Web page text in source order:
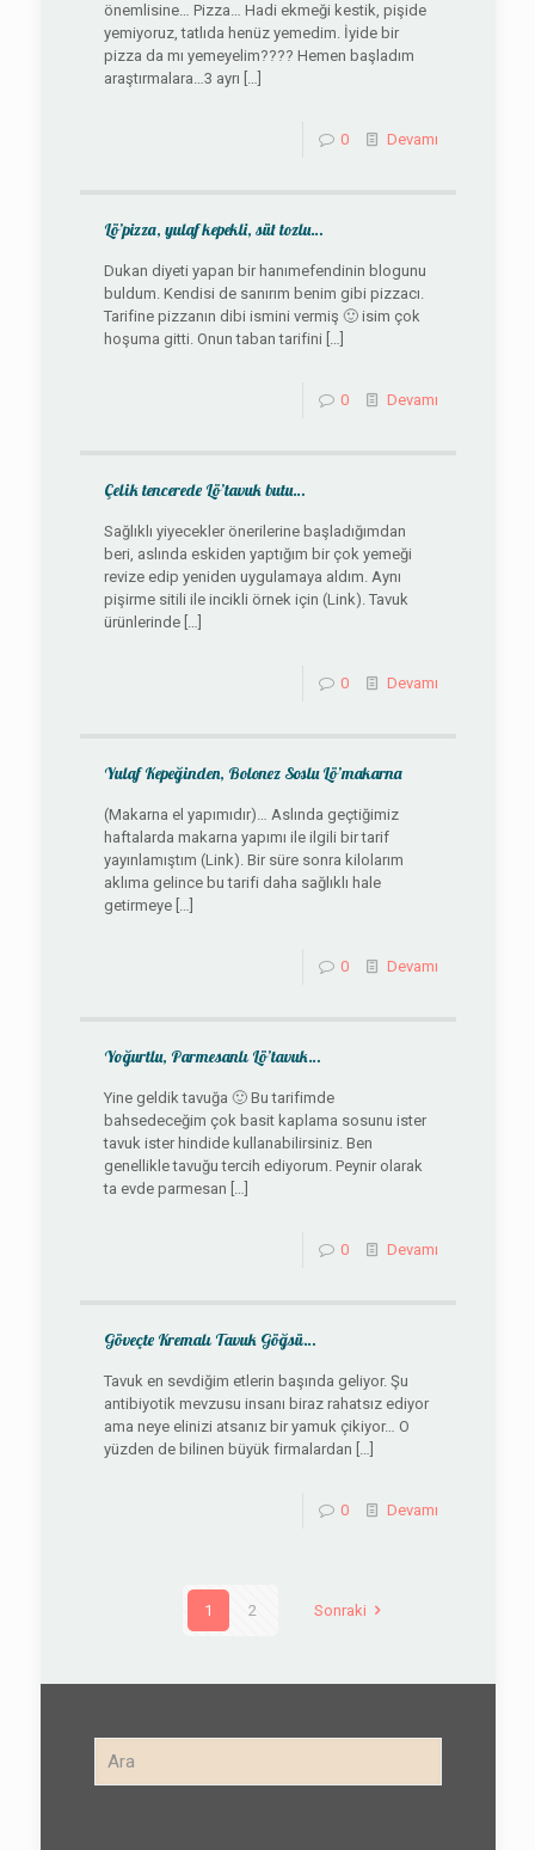
önemlisine… Pizza… Hadi ekmeği kestik, pişide
yemiyoruz, tatlıda henüz yemedim. İyide bir
pizza da mı yemeyelim???? Hemen başladım
araştırmalara…3 ayrı […]
0 Devamı
Lö’pizza, yulaf kepekli, süt tozlu…
Dukan diyeti yapan bir hanımefendinin blogunu
buldum. Kendisi de sanırım benim gibi pizzacı.
Tarifine pizzanın dibi ismini vermiş 🙂 isim çok
hoşuma gitti. Onun taban tarifini […]
0 Devamı
Çelik tencerede Lö’tavuk butu…
Sağlıklı yiyecekler önerilerine başladığımdan
beri, aslında eskiden yaptığım bir çok yemeği
revize edip yeniden uygulamaya aldım. Aynı
pişirme sitili ile incikli örnek için (Link). Tavuk
ürünlerinde[…]
0 Devamı
Yulaf Kepeğinden, Bolonez Soslu Lö’makarna
(Makarna el yapımıdır)… Aslında geçtiğimiz
haftalarda makarna yapımı ile ilgili bir tarif
yayınlamıştım (Link). Bir süre sonra kilolarım
aklıma gelince bu tarifi daha sağlıklı hale
getirmeye[…]
0 Devamı
Yoğurtlu, Parmesanlı Lö’tavuk…
Yine geldik tavuğa 🙂 Bu tarifimde
bahsedeceğim çok basit kaplama sosunu ister
tavuk ister hindide kullanabilirsiniz. Ben
genellikle tavuğu tercih ediyorum. Peynir olarak
ta evde parmesan […]
0 Devamı
Göveçte Kremalı Tavuk Göğsü…
Tavuk en sevdiğim etlerin başında geliyor. Şu
antibiyotik mevzusu insanı biraz rahatsız ediyor
ama neye elinizi atsanız bir yamuk çikiyor… O
yüzden de bilinen büyük firmalardan […]
0 Devamı
1 2 Sonraki